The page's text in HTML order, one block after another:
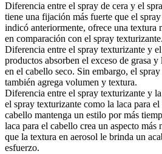
Diferencia entre el spray de cera y el
tiene una fijación más fuerte que el
indicó anteriormente, ofrece una
en comparación con el spray texturizante.
Diferencia entre el spray texturizante y
productos absorben el exceso de grasa
en el cabello seco. Sin embargo, el
también agrega volumen y textura.
Diferencia entre el spray texturizante y
el spray texturizante como la laca para
cabello mantenga un estilo por más
laca para el cabello crea un aspecto
que la textura en aerosol le brinda un
esfuerzo.